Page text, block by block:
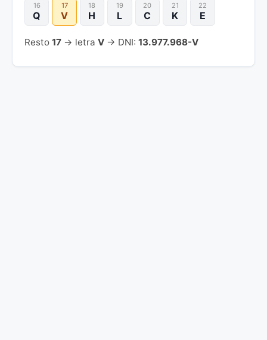
16
Q
17
V
18
H
19
L
20
C
21
K
22
E
Resto 17 → letra V → DNI: 13.977.968-V